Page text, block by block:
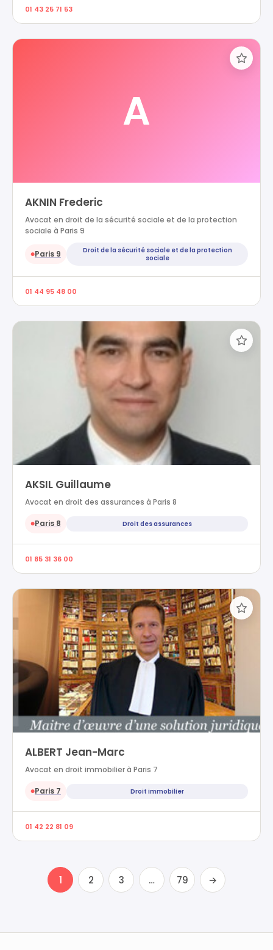
01 43 25 71 53
A
AKNIN Frederic
Avocat en droit de la sécurité sociale et de la protection
sociale à Paris 9
●Paris 9
Droit de la sécurité sociale et de la protection
sociale
01 44 95 48 00
AKSIL Guillaume
Avocat en droit des assurances à Paris 8
●Paris 8 Droit des assurances
01 85 31 36 00
ALBERT Jean-Marc
Avocat en droit immobilier à Paris 7
●Paris 7 Droit immobilier
01 42 22 81 09
1 2 3 … 79 →